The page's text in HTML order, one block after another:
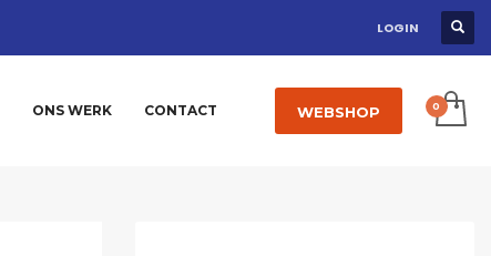
LOGIN
ONS WERK CONTACT WEBSHOP